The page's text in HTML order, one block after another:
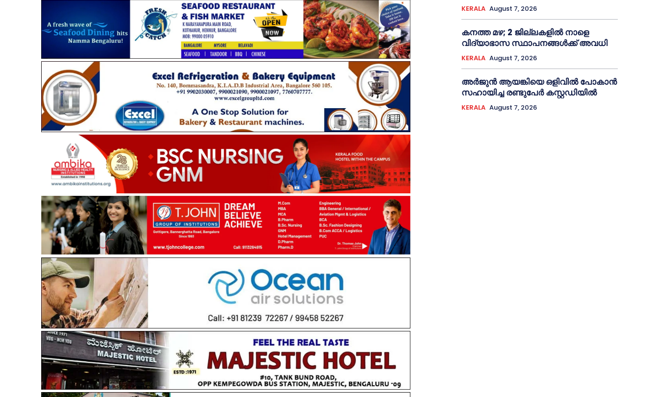
KERALA August 7, 2026
കനത്ത മഴ; 2 ജില്ലകളില്‍ നാളെ
വിദ്യാഭാസ സ്ഥാപനങ്ങള്‍ക്ക് അവധി
KERALA August 7, 2026
അര്‍ജുന്‍ ആയങ്കിയെ ഒളിവില്‍ പോകാന്‍
സഹായിച്ച രണ്ടുപേര്‍ കസ്റ്റഡിയില്‍
KERALA August 7, 2026